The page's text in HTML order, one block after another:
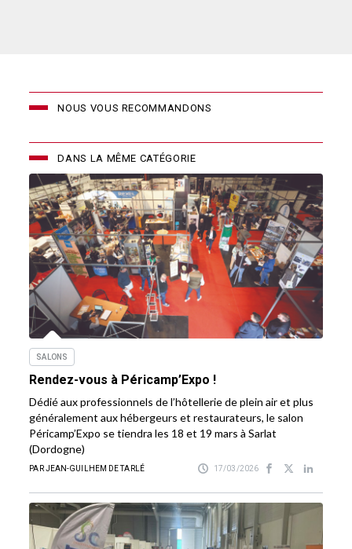
NOUS VOUS RECOMMANDONS
DANS LA MÊME CATÉGORIE
SALONS
Rendez-vous à Péricamp’Expo !
Dédié aux professionnels de l’hôtellerie de plein air et plus
généralement aux hébergeurs et restaurateurs, le salon
Péricamp’Expo se tiendra les 18 et 19 mars à Sarlat
(Dordogne)
PAR JEAN-GUILHEM DE TARLÉ 17/03/2026